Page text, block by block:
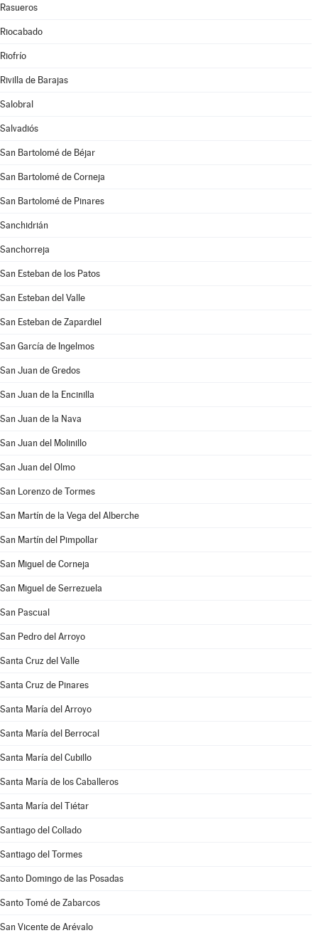
Rasueros
Riocabado
Riofrío
Rivilla de Barajas
Salobral
Salvadiós
San Bartolomé de Béjar
San Bartolomé de Corneja
San Bartolomé de Pinares
Sanchidrián
Sanchorreja
San Esteban de los Patos
San Esteban del Valle
San Esteban de Zapardiel
San García de Ingelmos
San Juan de Gredos
San Juan de la Encinilla
San Juan de la Nava
San Juan del Molinillo
San Juan del Olmo
San Lorenzo de Tormes
San Martín de la Vega del Alberche
San Martín del Pimpollar
San Miguel de Corneja
San Miguel de Serrezuela
San Pascual
San Pedro del Arroyo
Santa Cruz del Valle
Santa Cruz de Pinares
Santa María del Arroyo
Santa María del Berrocal
Santa María del Cubillo
Santa María de los Caballeros
Santa María del Tiétar
Santiago del Collado
Santiago del Tormes
Santo Domingo de las Posadas
Santo Tomé de Zabarcos
San Vicente de Arévalo